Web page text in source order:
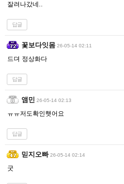
잘려나갔네..
답글
꽃보다잇몸 26-05-14 02:11
드뎌 정상화다
답글
앰민 26-05-14 02:13
ㅠㅠ저도확인햇어요
답글
믿지오빠 26-05-14 02:14
굿